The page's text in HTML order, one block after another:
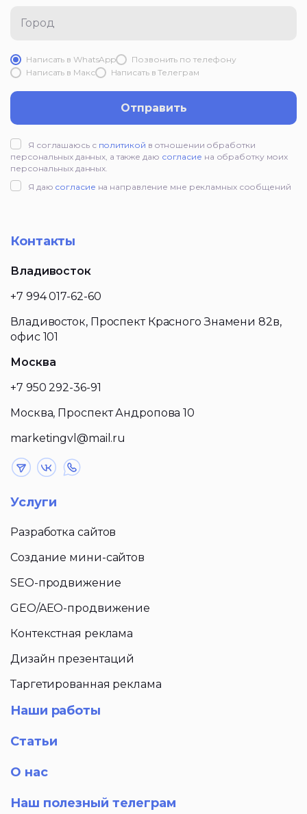
Город
Написать в WhatsApp
Позвонить по телефону
Написать в Mакс
Написать в Телеграм
Отправить
Я соглашаюсь с политикой в отношении обработки
персональных данных, а также даю согласие на обработку моих
персональных данных.
Я даю согласие на направление мне рекламных сообщений
Контакты
Владивосток
+7 994 017-62-60
Владивосток, Проспект Красного Знамени 82в,
офис 101
Москва
+7 950 292-36-91
Москва, Проспект Андропова 10
marketingvl@mail.ru
Услуги
Разработка сайтов
Создание мини-сайтов
SEO-продвижение
GEO/AEO-продвижение
Контекстная реклама
Дизайн презентаций
Таргетированная реклама
Наши работы
Статьи
О нас
Наш полезный телеграм